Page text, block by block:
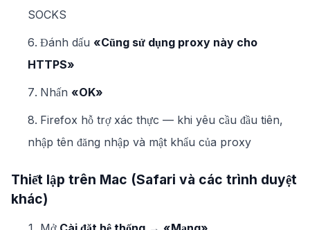
SOCKS
Đánh dấu «Cũng sử dụng proxy này cho
HTTPS»
Nhấn «OK»
Firefox hỗ trợ xác thực — khi yêu cầu đầu tiên,
nhập tên đăng nhập và mật khẩu của proxy
Thiết lập trên Mac (Safari và các trình duyệt
khác)